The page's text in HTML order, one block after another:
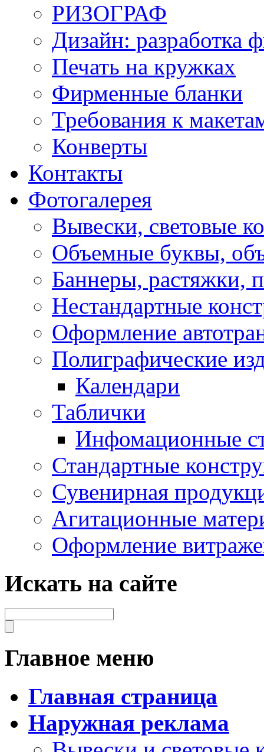
РИЗОГРАФ
Дизайн: разработка
Печать на кружках
Фирменные бланки
Требования к
Конверты
Контакты
Фотогалерея
Вывески, световые
Объемные буквы,
Баннеры, растяжки,
Нестандартные
Оформление
Полиграфические
Календари
Таблички
Инфомационные
Стандартные
Сувенирная
Агитационные
Оформление
Искать на сайте
Главное меню
Главная страница
Наружная реклама